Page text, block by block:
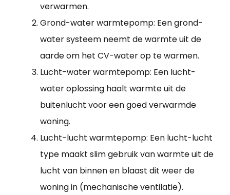
verwarmen.
Grond-water warmtepomp: Een grond-
water systeem neemt de warmte uit de
aarde om het CV-water op te warmen.
Lucht-water warmtepomp: Een lucht-
water oplossing haalt warmte uit de
buitenlucht voor een goed verwarmde
woning.
Lucht-lucht warmtepomp: Een lucht-lucht
type maakt slim gebruik van warmte uit de
lucht van binnen en blaast dit weer de
woning in (mechanische ventilatie).